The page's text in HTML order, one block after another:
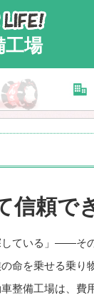
工場
信頼で
している」——そ
命を乗せる乗り
整備工場は、費